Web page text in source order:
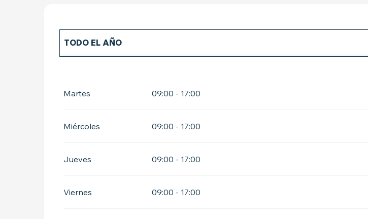
TODO EL AÑO
Martes 09:00 - 17:00
Miércoles 09:00 - 17:00
Jueves 09:00 - 17:00
Viernes 09:00 - 17:00